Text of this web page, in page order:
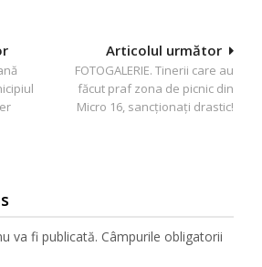
Articolul următor
FOTOGALERIE. Tinerii care au
făcut praf zona de picnic din
Micro 16, sancționați drastic!
va fi publicată. Câmpurile obligatorii